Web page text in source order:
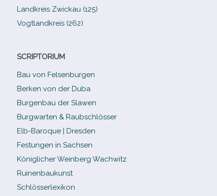
Landkreis Zwickau (125)
Vogtlandkreis (262)
SCRIPTORIUM
Bau von Felsenburgen
Berken von der Duba
Burgenbau der Slawen
Burgwarten & Raubschlösser
Elb-​Baroque | Dresden
Festungen in Sachsen
Königlicher Weinberg Wachwitz
Ruinenbaukunst
Schlösserlexikon